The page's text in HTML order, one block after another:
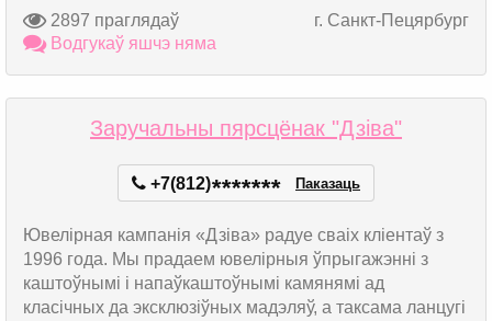
2897 праглядаў
г. Санкт-Пецярбург
Водгукаў яшчэ няма
Заручальны пярсцёнак "Дзіва"
+7(812)******* Паказаць
Ювелірная кампанія «Дзіва» радуе сваіх кліентаў з
1996 года. Мы прадаем ювелірныя ўпрыгажэнні з
каштоўнымі і напаўкаштоўнымі камянямі ад
класічных да эксклюзіўных мадэляў, а таксама ланцугі